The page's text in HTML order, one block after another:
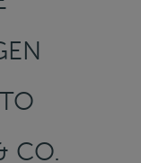
CO.